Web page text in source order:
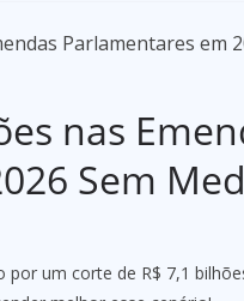
nas
Sem
por um corte de R$ 7,1